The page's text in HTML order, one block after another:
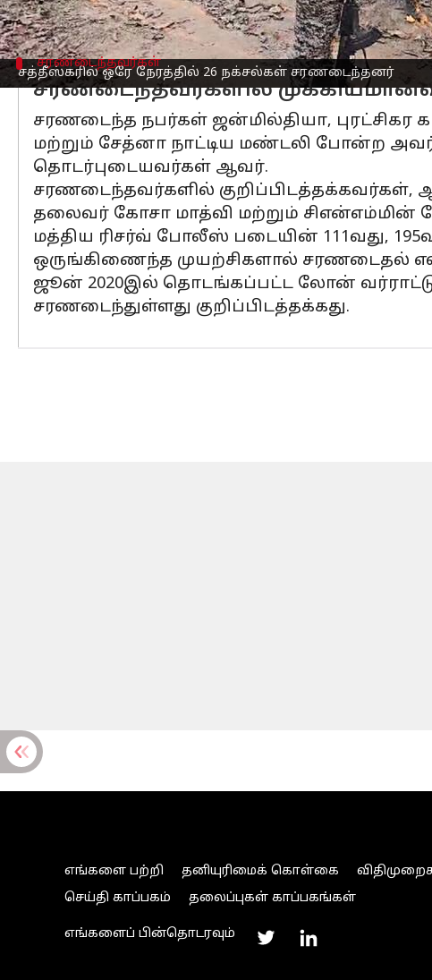
சத்தீஸ்கரில் ஒரே நேரத்தில் 26 நக்சல்கள் சரணடைந்தனர்
சரணடைந்தவர்கள்
சரணடைந்தவர்களில்
சரணடைந்த நபர்கள் ஜன்மில்தியா,
மற்றும் சேத்னா நாட்டிய மண்டலி போன்ற
தொடர்புடையவர்கள் ஆவர்.
சரணடைந்தவர்களில்
தலைவர் கோசா மாத்வி மற்றும் சிஎன்எம்மின்
மத்திய ரிசர்வ் போலீஸ் படையின் 111வது,
ஒருங்கிணைந்த முயற்சிகளால் சரணடைதல்
ஜூன் 2020இல் தொடங்கப்பட்ட லோன் வர்ராட்டு
சரணடைந்துள்ளது குறிப்பிடத்தக்கது.
எங்களை பற்றி தனியுரிமைக் கொள்கை
செய்தி காப்பகம்
தலைப்புகள் காப்பகங்கள்
எங்களைப் பின்தொடரவும்